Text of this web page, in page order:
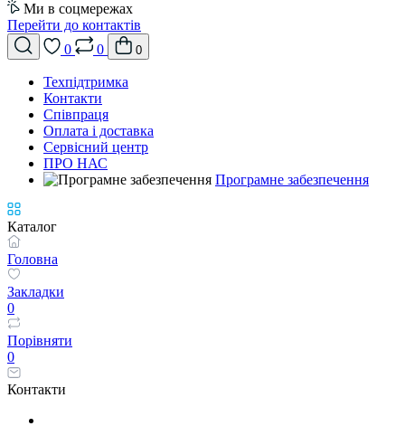
Ми в соцмережах
Перейти до контактів
0
0 0
Техпідтримка
Контакти
Співпраця
Оплата і доставка
Сервісний центр
ПРО НАС
Програмне забезпечення
Каталог
Головна
Закладки
0
Порівняти
0
Контакти